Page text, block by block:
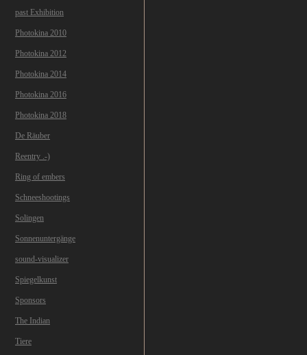
past Exhibition
Photokina 2010
Photokina 2012
Photokina 2014
Photokina 2016
Photokina 2018
De Räuber
Reentry .-)
Ring of embers
Schneeshootings
Solingen
Sonnenuntergänge
sound-visualizer
Spiegelkunst
Sponsors
The Indian
Tiere